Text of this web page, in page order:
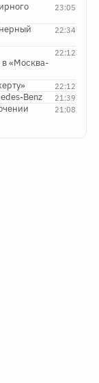
23:05
22:34
22:12
«Москва-
22:12
21:39
Benz
21:08